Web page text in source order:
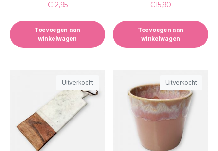
€12,95
Toevoegen aan
winkelwagen
€15,90
Toevoegen aan
winkelwagen
Uitverkocht Uitverkocht